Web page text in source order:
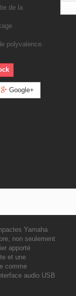
de la
polyvalence.
Google+
Yamaha
non seulement
apporté
et une
comme
audio USB